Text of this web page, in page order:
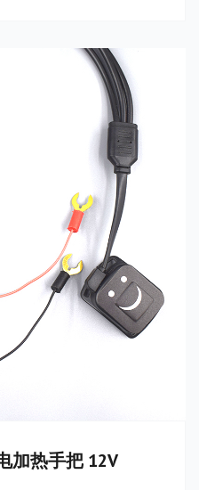
加热手把 12V